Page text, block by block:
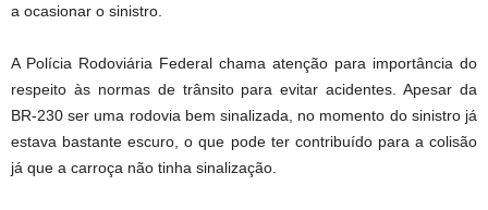
a ocasionar o sinistro.
A Polícia Rodoviária Federal chama atenção para importância do
respeito às normas de trânsito para evitar acidentes. Apesar da
BR-230 ser uma rodovia bem sinalizada, no momento do sinistro já
estava bastante escuro, o que pode ter contribuído para a colisão
já que a carroça não tinha sinalização.